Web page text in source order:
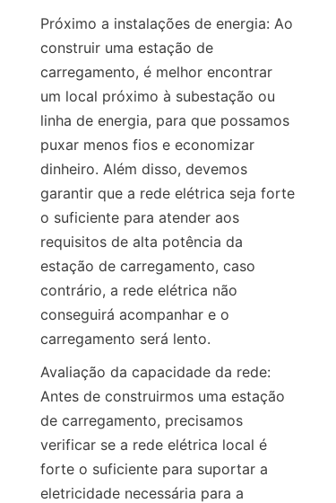
Próximo a instalações de energia: Ao
construir uma estação de
carregamento, é melhor encontrar
um local próximo à subestação ou
linha de energia, para que possamos
puxar menos fios e economizar
dinheiro. Além disso, devemos
garantir que a rede elétrica seja forte
o suficiente para atender aos
requisitos de alta potência da
estação de carregamento, caso
contrário, a rede elétrica não
conseguirá acompanhar e o
carregamento será lento.
Avaliação da capacidade da rede:
Antes de construirmos uma estação
de carregamento, precisamos
verificar se a rede elétrica local é
forte o suficiente para suportar a
eletricidade necessária para a